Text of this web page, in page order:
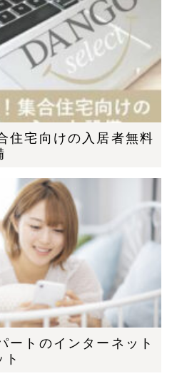
住宅向けの入居者無料
ートのインターネット